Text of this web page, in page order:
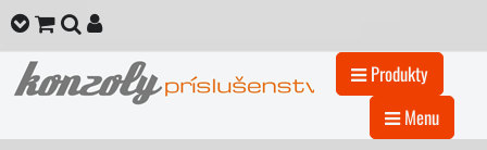
Produkty
Menu